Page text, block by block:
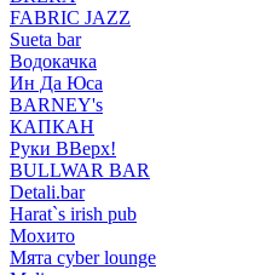
FABRIC JAZZ
Sueta bar
Водокачка
Ин Да Юса
BARNEY's
КАПКАН
Руки ВВерх!
BULLWAR BAR
Detali.bar
Harat`s irish pub
Мохито
Мята cyber lounge